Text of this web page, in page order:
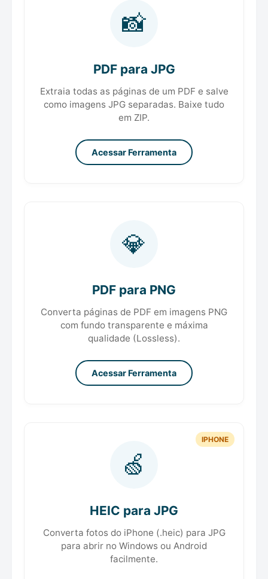
📸
PDF para JPG
Extraia todas as páginas de um PDF e salve
como imagens JPG separadas. Baixe tudo
em ZIP.
Acessar Ferramenta
💎
PDF para PNG
Converta páginas de PDF em imagens PNG
com fundo transparente e máxima
qualidade (Lossless).
Acessar Ferramenta
IPHONE
🍏
HEIC para JPG
Converta fotos do iPhone (.heic) para JPG
para abrir no Windows ou Android
facilmente.